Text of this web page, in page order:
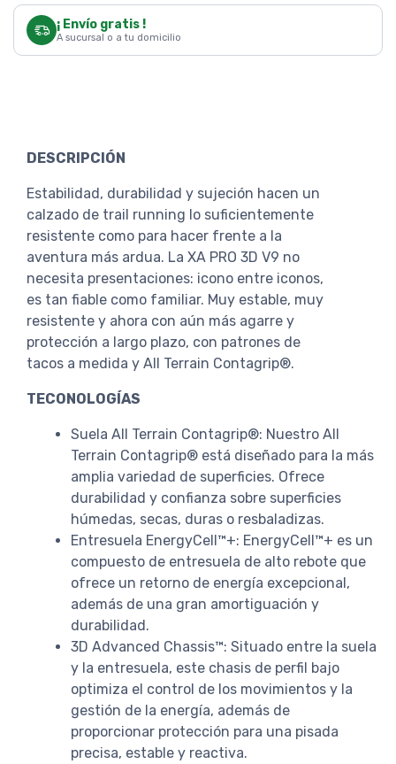
¡ Envío gratis !
A sucursal o a tu domicilio
DESCRIPCIÓN
Estabilidad, durabilidad y sujeción hacen un
calzado de trail running lo suficientemente
resistente como para hacer frente a la
aventura más ardua. La XA PRO 3D V9 no
necesita presentaciones: icono entre iconos,
es tan fiable como familiar. Muy estable, muy
resistente y ahora con aún más agarre y
protección a largo plazo, con patrones de
tacos a medida y All Terrain Contagrip®.
TECONOLOGÍAS
Suela All Terrain Contagrip®: Nuestro All
Terrain Contagrip® está diseñado para la más
amplia variedad de superficies. Ofrece
durabilidad y confianza sobre superficies
húmedas, secas, duras o resbaladizas.
Entresuela EnergyCell™+: EnergyCell™+ es un
compuesto de entresuela de alto rebote que
ofrece un retorno de energía excepcional,
además de una gran amortiguación y
durabilidad.
3D Advanced Chassis™: Situado entre la suela
y la entresuela, este chasis de perfil bajo
optimiza el control de los movimientos y la
gestión de la energía, además de
proporcionar protección para una pisada
precisa, estable y reactiva.